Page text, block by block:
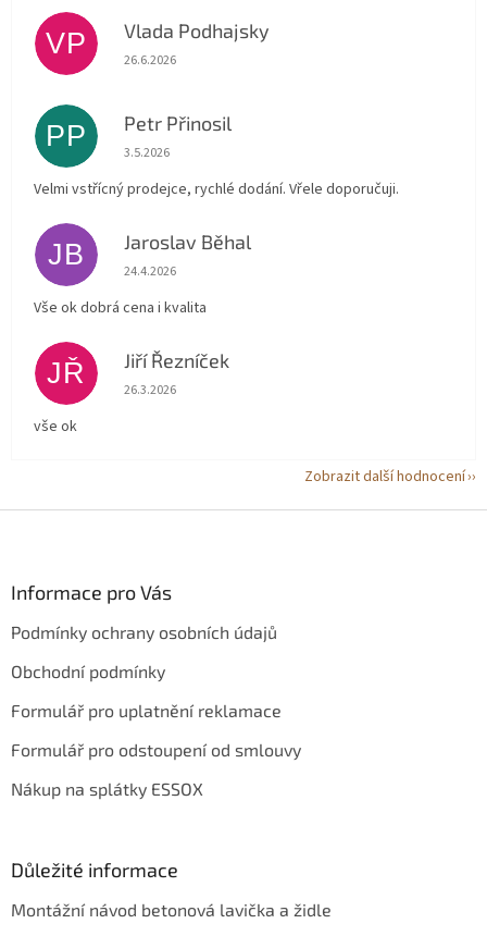
VP Vlada Podhajsky
Hodnocení obchodu je 5 z 5 hvězdiček.
26.6.2026
PP Petr Přinosil
Hodnocení obchodu je 5 z 5 hvězdiček.
3.5.2026
Velmi vstřícný prodejce, rychlé dodání. Vřele doporučuji.
JB Jaroslav Běhal
Hodnocení obchodu je 5 z 5 hvězdiček.
24.4.2026
Vše ok dobrá cena i kvalita
JŘ Jiří Řezníček
Hodnocení obchodu je 5 z 5 hvězdiček.
26.3.2026
vše ok
Zobrazit další hodnocení
Informace pro Vás
Podmínky ochrany osobních údajů
Obchodní podmínky
Formulář pro uplatnění reklamace
Formulář pro odstoupení od smlouvy
Nákup na splátky ESSOX
Důležité informace
Montážní návod betonová lavička a židle